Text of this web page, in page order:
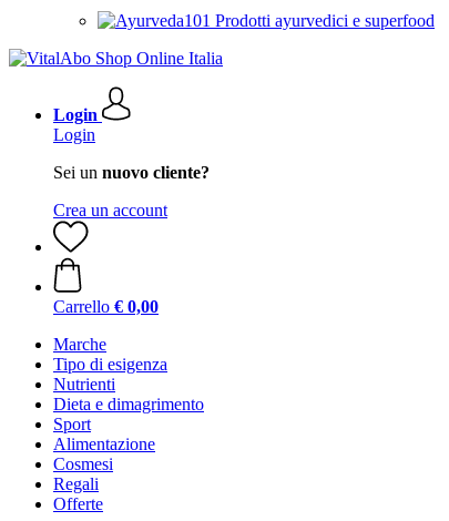
Prodotti ayurvedici e superfood
Login
Login
Sei un nuovo cliente?
Crea un account
Carrello € 0,00
Marche
Tipo di esigenza
Nutrienti
Dieta e dimagrimento
Sport
Alimentazione
Cosmesi
Regali
Offerte